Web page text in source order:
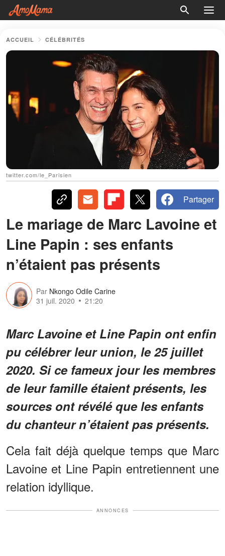
ACCUEIL CÉLÉBRITÉS
twitter.com/le_Parisien
Partager
Le mariage de Marc Lavoine et
Line Papin : ses enfants
n’étaient pas présents
Par Nkongo Odile Carine
31 juil. 2020
21:20
Marc Lavoine et Line Papin ont enfin
pu célébrer leur union, le 25 juillet
2020. Si ce fameux jour les membres
de leur famille étaient présents, les
sources ont révélé que les enfants
du chanteur n’étaient pas présents.
Cela fait déjà quelque temps que Marc
Lavoine et Line Papin entretiennent une
relation idyllique.
ANNONCES